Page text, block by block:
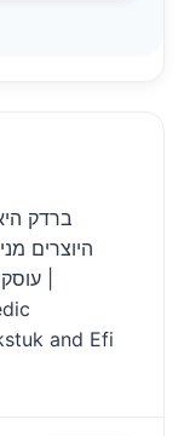
ברדק
היוצרים
and Efi